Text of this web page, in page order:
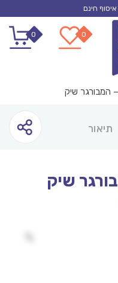
0
0
המבורגר שיק
תיאור
שיק